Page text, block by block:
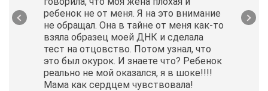
ребенок не от меня. Я на это внимание
не обращал. Она в тайне от меня как-то
взяла образец моей ДНК и сделала
тест на отцовство. Потом узнал, что
это был окурок. И знаете что? Ребенок
реально не мой оказался, я в шоке!!!!
Мама как сердцем чувствовала!